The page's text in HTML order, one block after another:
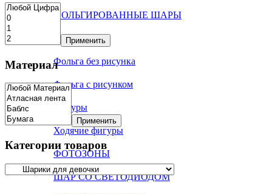
ФОЛЬГИРОВАННЫЕ ШАРЫ
Цифры
Фольга без рисунка
Фольга с рисунком
Фигуры
Ходячие фигуры
ФОТОЗОНЫ
ШАР СО СВЕТОДИОДОМ
Применить
Материал
Применить
Категории товаров